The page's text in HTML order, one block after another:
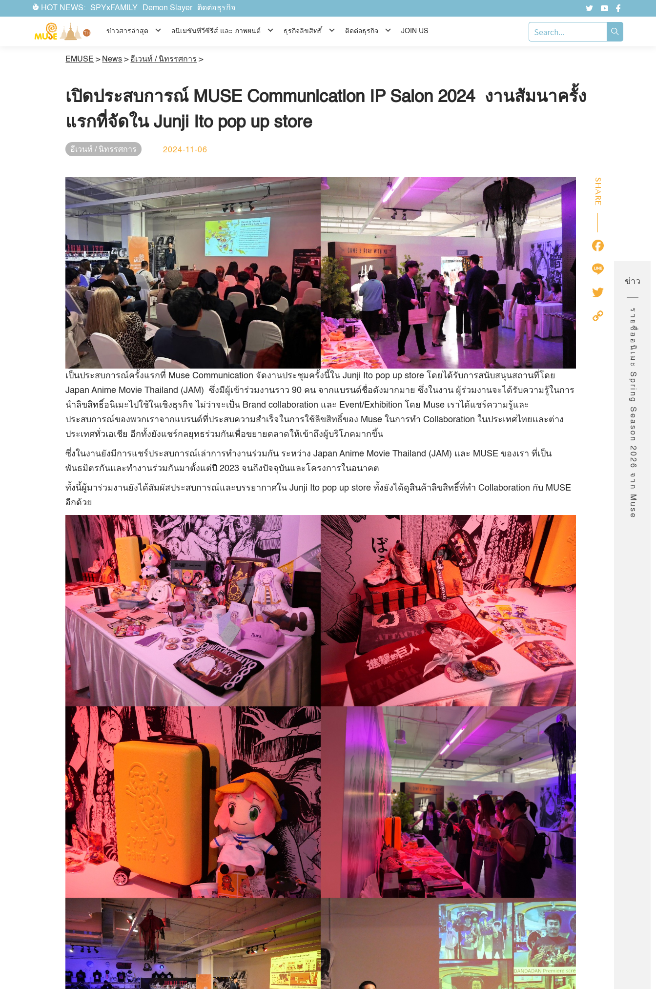
HOT NEWS: SPYxFAMILY Demon Slayer ติดต่อธุรกิจ
ข่าวสารล่าสุด อนิเมชันทีวีซีรีส์ และ ภาพยนต์ ธุรกิจลิขสิทธิ์ ติดต่อธุรกิจ JOIN US
EMUSE > News > อีเวนท์ / นิทรรศการ >
เปิดประสบการณ์ MUSE Communication IP Salon 2024 งานสัมนาครั้ง
แรกที่จัดใน Junji Ito pop up store
อีเวนท์ / นิทรรศการ 2024-11-06
เป็นประสบการณ์ครั้งแรกที่ Muse Communication จัดงานประชุมครั้งนี้ใน Junji Ito pop up store โดยได้รับการสนับสนุนสถานที่โดย
Japan Anime Movie Thailand (JAM) ซึ่งมีผู้เข้าร่วมงานราว 90 คน จากแบรนด์ชื่อดังมากมาย ซึ่งในงาน ผู้ร่วมงานจะได้รับความรู้ในการ
นำลิขสิทธิ์อนิเมะไปใช้ในเชิงธุรกิจ ไม่ว่าจะเป็น Brand collaboration และ Event/Exhibition โดย Muse เราได้แชร์ความรู้และ
ประสบการณ์ของพวกเราจากแบรนด์ที่ประสบความสำเร็จในการใช้ลิขสิทธิ์ของ Muse ในการทำ Collaboration ในประเทศไทยและต่าง
ประเทศทั่วเอเชีย อีกทั้งยังแชร์กลยุทธร่วมกันเพื่อขยายตลาดให้เข้าถึงผู้บริโภคมากขึ้น
ซึ่งในงานยังมีการแชร์ประสบการณ์เล่าการทำงานร่วมกัน ระหว่าง Japan Anime Movie Thailand (JAM) และ MUSE ของเรา ที่เป็น
พันธมิตรกันและทำงานร่วมกันมาตั้งแต่ปี 2023 จนถึงปัจจุบันและโครงการในอนาคต
ทั้งนี้ผู้มาร่วมงานยังได้สัมผัสประสบการณ์และบรรยากาศใน Junji Ito pop up store ทั้งยังได้ดูสินค้าลิขสิทธิ์ที่ทำ Collaboration กับ MUSE
อีกด้วย
SHARE
Copy
Link
ข่าว
รายชื่ออนิเมะ Spring Season 2026 จาก Muse